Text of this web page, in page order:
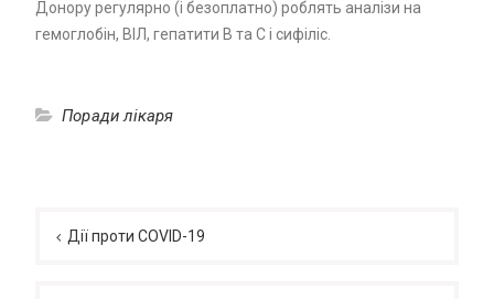
Донору регулярно (і безоплатно) роблять аналізи на
гемоглобін, ВІЛ, гепатити B та C і сифіліс.
Поради лікаря
записів
Дії проти COVID-19